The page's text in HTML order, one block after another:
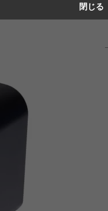
閉じる